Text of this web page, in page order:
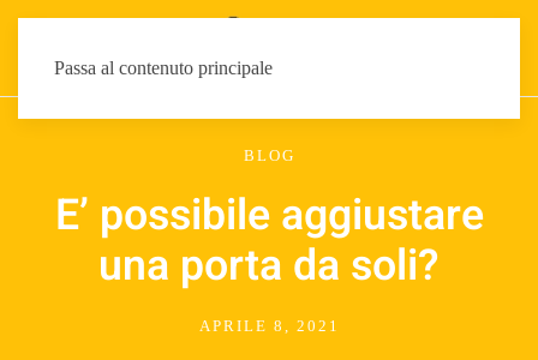
Passa al contenuto principale
BLOG
E’ possibile aggiustare
una porta da soli?
APRILE 8, 2021